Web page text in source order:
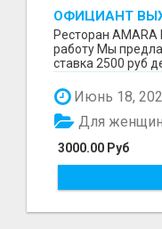
ОФИЦИАНТ
Ресторан AMARA
работу Мы
ставка 2500 руб
продаж после
Июнь 18,
3000.00 Руб
Для женщин